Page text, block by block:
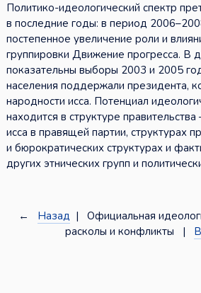
Политико-идеологический спектр
в последние годы: в период
постепенное увеличение роли и
группировки Движение прогресса. В
показательны выборы 2003 и 2005
населения поддержали президента,
народности исса. Потенциал
находится в структуре
исса в правящей партии, структурах
и бюрократических структурах и
других этнических групп и
← Назад | Официальная
расколы и конфликты |